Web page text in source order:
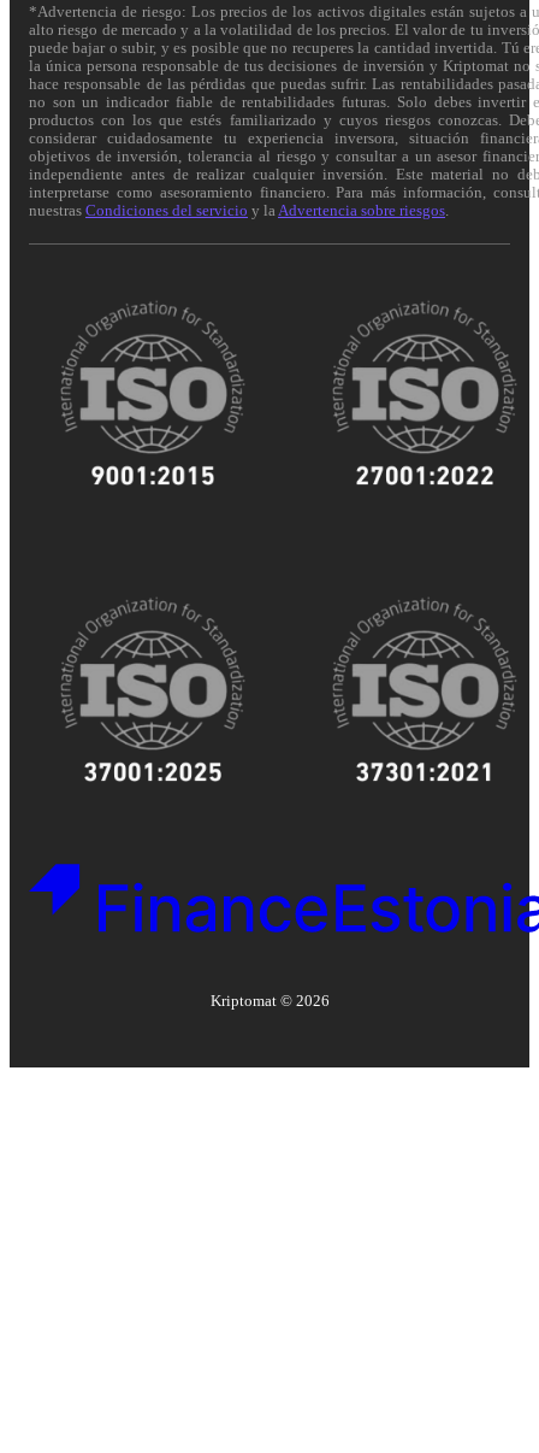
*Advertencia de riesgo: Los precios de los activos digitales están sujetos a
alto riesgo de mercado y a la volatilidad de los precios. El valor de tu
puede bajar o subir, y es posible que no recuperes la cantidad invertida. Tú
la única persona responsable de tus decisiones de inversión y Kriptomat no
hace responsable de las pérdidas que puedas sufrir. Las rentabilidades
no son un indicador fiable de rentabilidades futuras. Solo debes invertir
productos con los que estés familiarizado y cuyos riesgos conozcas.
considerar cuidadosamente tu experiencia inversora, situación
objetivos de inversión, tolerancia al riesgo y consultar a un asesor
independiente antes de realizar cualquier inversión. Este material no
interpretarse como asesoramiento financiero. Para más información,
nuestras Condiciones del servicio y la Advertencia sobre riesgos
Kriptomat © 2026